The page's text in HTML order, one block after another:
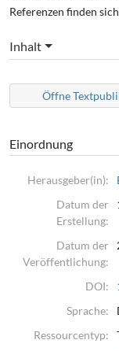
Referenzen finden
Inhalt
Öffne
Einordnung
Herausgeber(in):
Datum der
Erstellung:
Datum der
Veröffentlichung:
DOI:
Sprache:
Ressourcentyp: